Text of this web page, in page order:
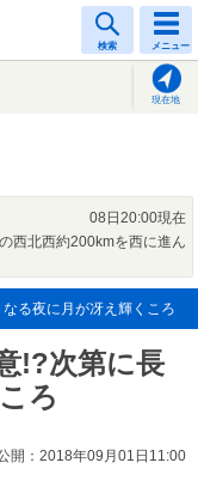
検索 メニュー
現在地
08日20:00現在
西北西約200kmを西に進ん
る夜に月が冴え輝くころ
!?次第に長
ろ
開：2018年09月01日11:00